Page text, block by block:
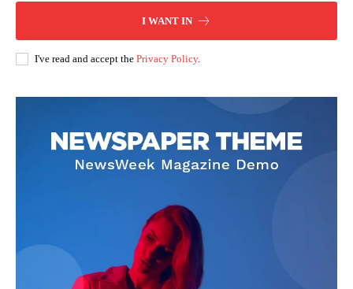
I WANT IN
I've read and accept the Privacy Policy.